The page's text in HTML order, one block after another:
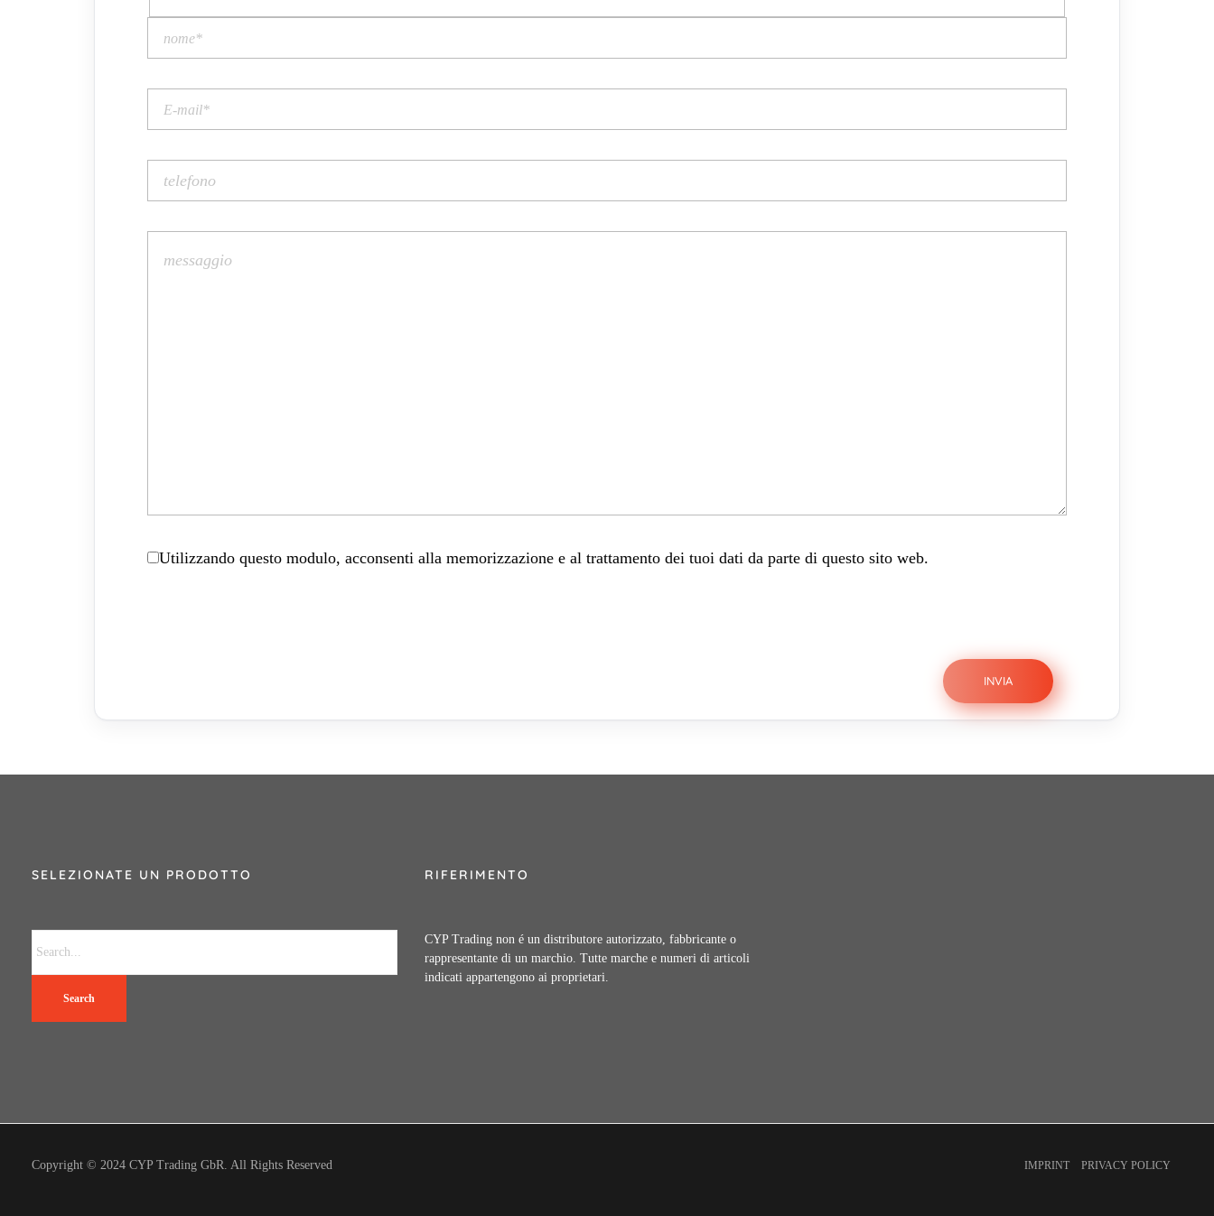
Utilizzando questo modulo, acconsenti alla memorizzazione e al trattamento dei tuoi dati da parte di questo sito web.
SELEZIONATE UN PRODOTTO
Search
RIFERIMENTO
CYP Trading non é un distributore autorizzato, fabbricante o
rappresentante di un marchio. Tutte marche e numeri di articoli
indicati appartengono ai proprietari.
Copyright © 2024 CYP Trading GbR. All Rights Reserved IMPRINT PRIVACY POLICY